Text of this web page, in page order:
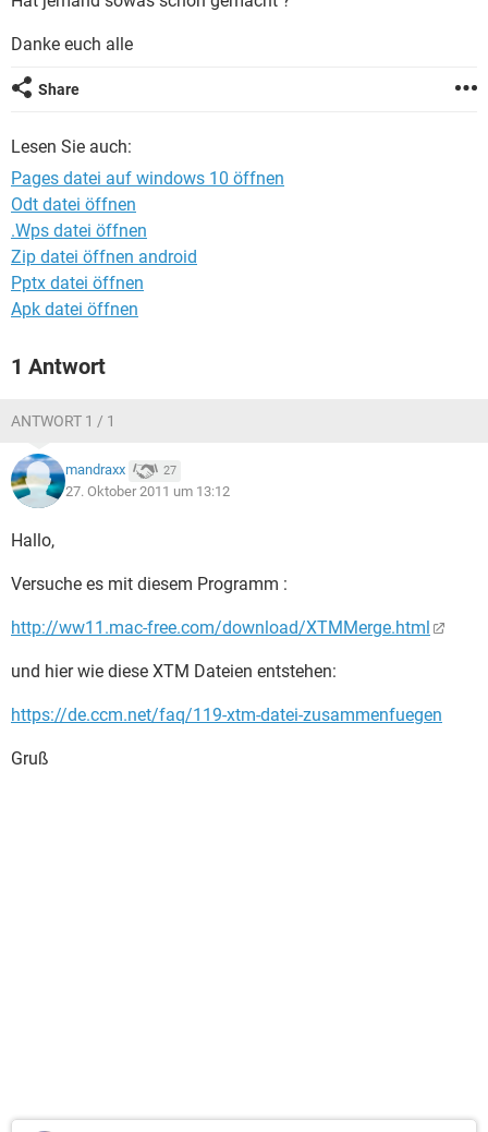
FACEBOOK HARDWARE
Danke euch alle
Share
Lesen Sie auch:
Pages datei auf windows 10 öffnen
Odt datei öffnen
.Wps datei öffnen
Zip datei öffnen android
Pptx datei öffnen
Apk datei öffnen
1 Antwort
ANTWORT 1 / 1
mandraxx 27
27. Oktober 2011 um 13:12
Hallo,
Versuche es mit diesem Programm :
http://ww11.mac-free.com/download/XTMMerge.html
und hier wie diese XTM Dateien entstehen:
https://de.ccm.net/faq/119-xtm-datei-zusammenfuegen
Gruß